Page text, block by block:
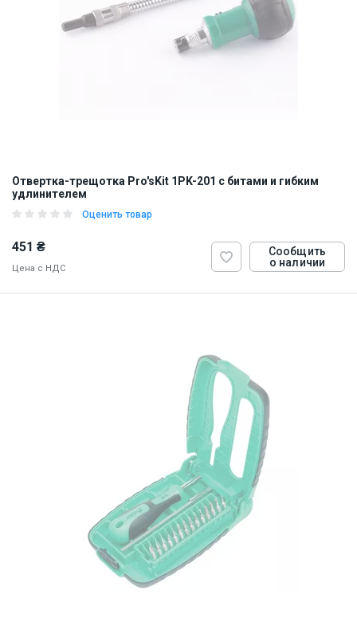
Отвертка-трещотка Pro'sKit 1PK-201 с битами и гибким
удлинителем
Оценить товар
451 ₴
Цена с НДС
Сообщить
о наличии